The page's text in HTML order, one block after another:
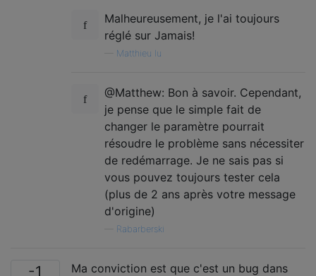
Malheureusement, je l'ai toujours
réglé sur Jamais!
Matthieu lu
@Matthew: Bon à savoir. Cependant,
je pense que le simple fait de
changer le paramètre pourrait
résoudre le problème sans nécessiter
de redémarrage. Je ne sais pas si
vous pouvez toujours tester cela
(plus de 2 ans après votre message
d'origine)
Rabarberski
-1
Ma conviction est que c'est un bug dans